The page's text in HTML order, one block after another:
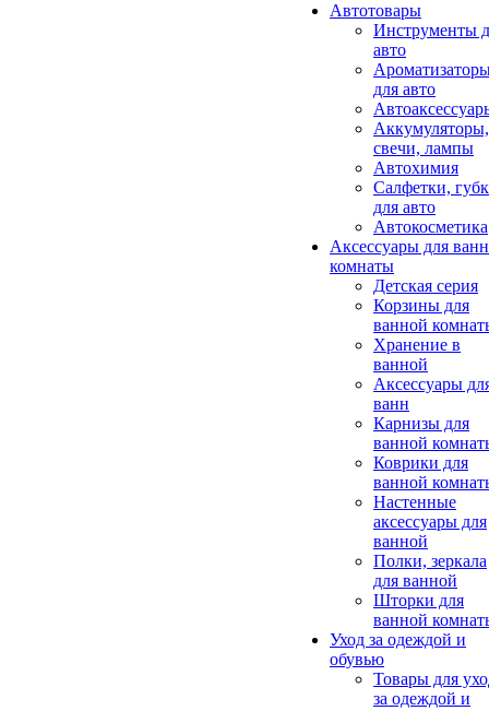
Автотовары
Инструменты
авто
для авто
Аккумуляторы,
свечи, лампы
Автохимия
Салфетки,
для авто
Автокосметика
Аксессуары для
комнаты
Детская серия
Корзины для
ванной
Хранение в
ванной
Аксессуары
ванн
Карнизы для
ванной
Коврики для
ванной
Настенные
аксессуары для
ванной
Полки, зеркала
для ванной
Шторки для
ванной
Уход за одеждой и
обувью
Товары для
за одеждой и